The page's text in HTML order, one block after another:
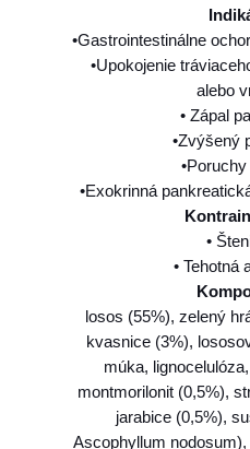
t
e
r
t
s
G
F
d
•Gastrointestinálne
•Upokojenie
alebo
• Zápal
•Zvýšený
•Exokrinná
•
• Tehotná
losos (55%), zelený
kvasnice (3%),
múka,
montmorilonit (0,5%),
jarabice (0,5%),
Ascophyllum